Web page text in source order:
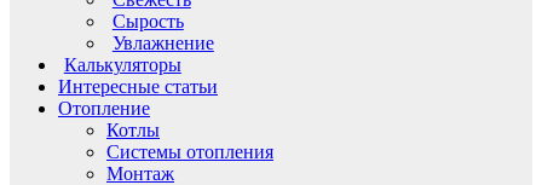
Сырость
Увлажнение
Калькуляторы
Интересные статьи
Отопление
Котлы
Системы отопления
Монтаж